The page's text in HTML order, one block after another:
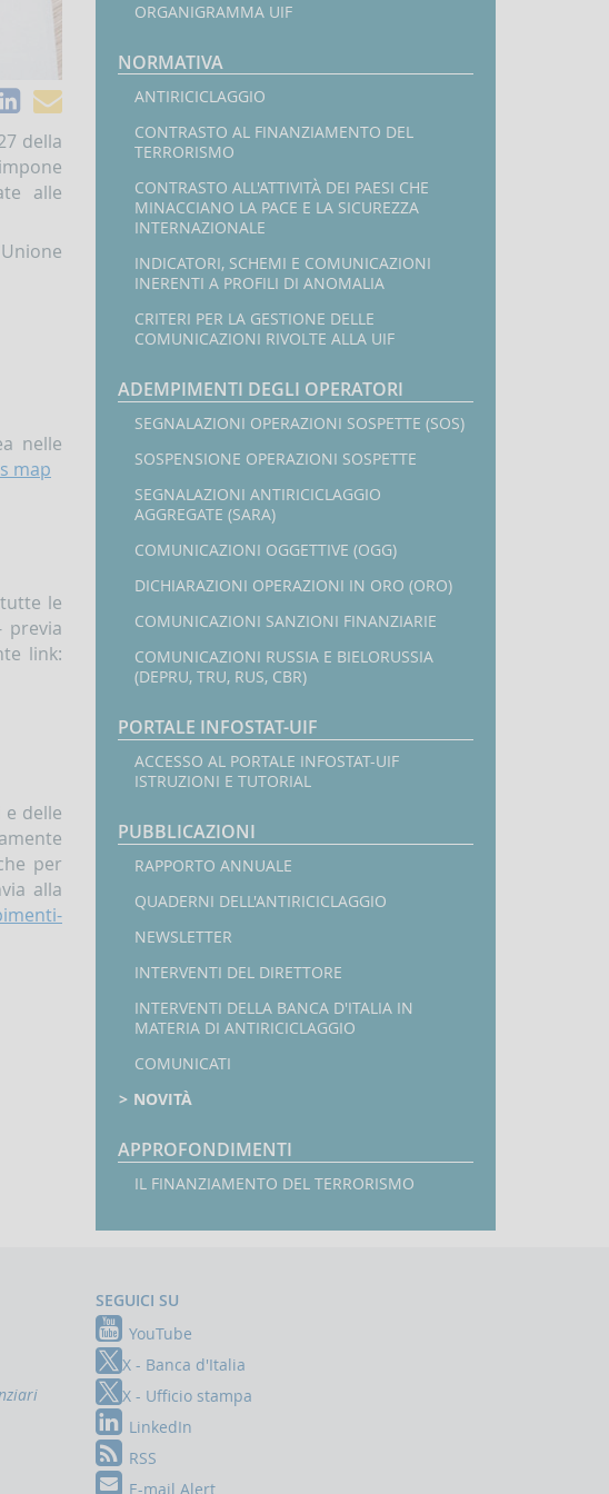
LinkedIn
e-
della
alle
nelle
map
le
previa
link:
delle
per
alla
mirate
-
De-
listing
ORGANIGRAMMA UIF
NORMATIVA
ANTIRICICLAGGIO
CONTRASTO AL FINANZIAMENTO DEL
TERRORISMO
CONTRASTO ALL'ATTIVITÀ DEI PAESI CHE
MINACCIANO LA PACE E LA SICUREZZA
INTERNAZIONALE
INDICATORI, SCHEMI E COMUNICAZIONI
INERENTI A PROFILI DI ANOMALIA
CRITERI PER LA GESTIONE DELLE
COMUNICAZIONI RIVOLTE ALLA UIF
ADEMPIMENTI DEGLI OPERATORI
SEGNALAZIONI OPERAZIONI SOSPETTE (SOS)
SOSPENSIONE OPERAZIONI SOSPETTE
SEGNALAZIONI ANTIRICICLAGGIO
AGGREGATE (SARA)
COMUNICAZIONI OGGETTIVE (OGG)
DICHIARAZIONI OPERAZIONI IN ORO (ORO)
COMUNICAZIONI SANZIONI FINANZIARIE
COMUNICAZIONI RUSSIA E BIELORUSSIA
(DEPRU, TRU, RUS, CBR)
PORTALE INFOSTAT-UIF
ACCESSO AL PORTALE INFOSTAT-UIF
ISTRUZIONI E TUTORIAL
PUBBLICAZIONI
RAPPORTO ANNUALE
QUADERNI DELL'ANTIRICICLAGGIO
NEWSLETTER
INTERVENTI DEL DIRETTORE
INTERVENTI DELLA BANCA D'ITALIA IN
MATERIA DI ANTIRICICLAGGIO
COMUNICATI
NOVITÀ
APPROFONDIMENTI
IL FINANZIAMENTO DEL TERRORISMO
SEGUICI SU
YouTube
X - Banca d'Italia
X - Ufficio stampa
LinkedIn
RSS
E-mail Alert